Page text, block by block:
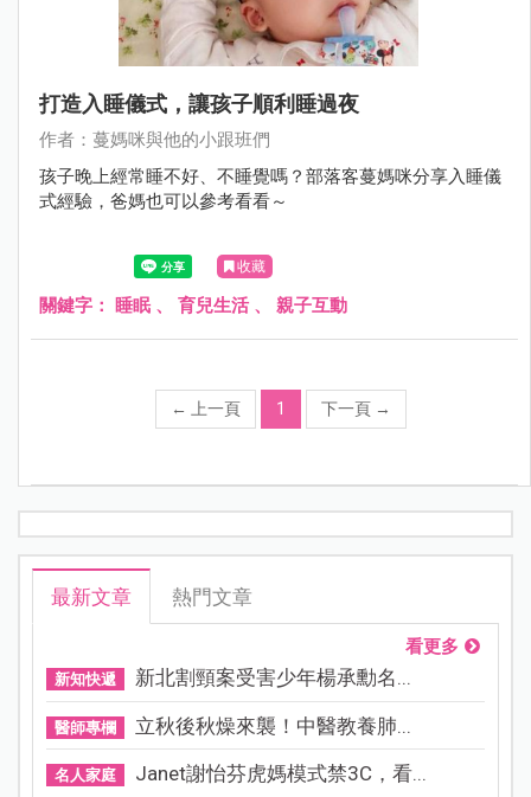
打造入睡儀式，讓孩子順利睡過夜
作者：蔓媽咪與他的小跟班們
孩子晚上經常睡不好、不睡覺嗎？部落客蔓媽咪分享入睡儀
式經驗，爸媽也可以參考看看～
收藏
關鍵字： 睡眠、 育兒生活、 親子互動
← 上一頁 1 下一頁 →
最新文章 熱門文章
看更多
新知快遞 新北割頸案受害少年楊承勳名...
醫師專欄 立秋後秋燥來襲！中醫教養肺...
名人家庭 Janet謝怡芬虎媽模式禁3C，看...